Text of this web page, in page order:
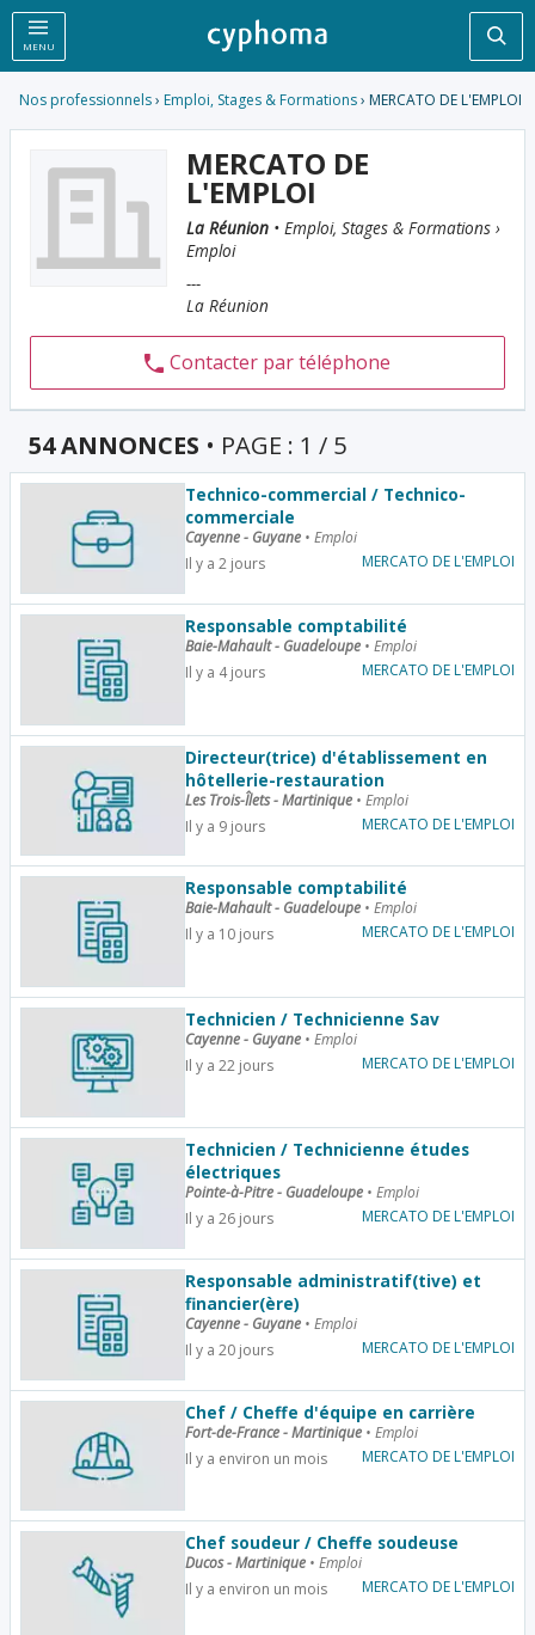
MENU
Nos professionnels› Emploi, Stages & Formations› MERCATO DE L'EMPLOI
MERCATO DE
L'EMPLOI
La Réunion • Emploi, Stages & Formations ›
Emploi
---
La Réunion
Contacter par téléphone
54 ANNONCES • PAGE : 1 / 5
Technico-commercial / Technico-
commerciale
Cayenne - Guyane • Emploi
Il y a 2 jours
MERCATO DE L'EMPLOI
Responsable comptabilité
Baie-Mahault - Guadeloupe • Emploi
Il y a 4 jours
MERCATO DE L'EMPLOI
Directeur(trice) d'établissement en
hôtellerie-restauration
Les Trois-Îlets - Martinique • Emploi
Il y a 9 jours
MERCATO DE L'EMPLOI
Responsable comptabilité
Baie-Mahault - Guadeloupe • Emploi
Il y a 10 jours
MERCATO DE L'EMPLOI
Technicien / Technicienne Sav
Cayenne - Guyane • Emploi
Il y a 22 jours
MERCATO DE L'EMPLOI
Technicien / Technicienne études
électriques
Pointe-à-Pitre - Guadeloupe • Emploi
Il y a 26 jours
MERCATO DE L'EMPLOI
Responsable administratif(tive) et
financier(ère)
Cayenne - Guyane • Emploi
Il y a 20 jours
MERCATO DE L'EMPLOI
Chef / Cheffe d'équipe en carrière
Fort-de-France - Martinique • Emploi
Il y a environ un mois
MERCATO DE L'EMPLOI
Chef soudeur / Cheffe soudeuse
Ducos - Martinique • Emploi
Il y a environ un mois
MERCATO DE L'EMPLOI